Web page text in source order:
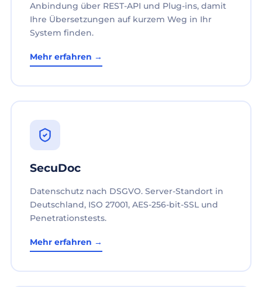
Anbindung über REST-API und Plug-ins, damit
Ihre Übersetzungen auf kurzem Weg in Ihr
System finden.
Mehr erfahren →
SecuDoc
Datenschutz nach DSGVO. Server-Standort in
Deutschland, ISO 27001, AES-256-bit-SSL und
Penetrationstests.
Mehr erfahren →